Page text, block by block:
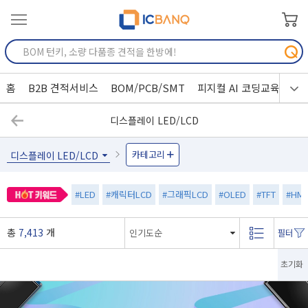
홈 B2B 견적서비스 BOM/PCB/SMT 피지컬 AI 코딩교육
디스플레이 LED/LCD
디스플레이 LED/LCD 카테고리
#LED #캐릭터LCD #그래픽LCD #OLED #TFT #HMI
총 7,413 개
초기화